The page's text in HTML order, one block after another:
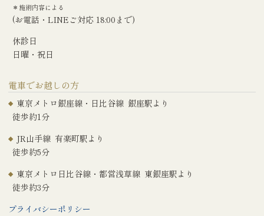
＊施術内容による
(お電話・LINEご対応 18:00まで)
休診日
日曜・祝日
電車でお越しの方
東京メトロ銀座線・日比谷線 銀座駅より
徒歩約1分
JR山手線 有楽町駅より
徒歩約5分
東京メトロ日比谷線・都営浅草線 東銀座駅より
徒歩約3分
プライバシーポリシー